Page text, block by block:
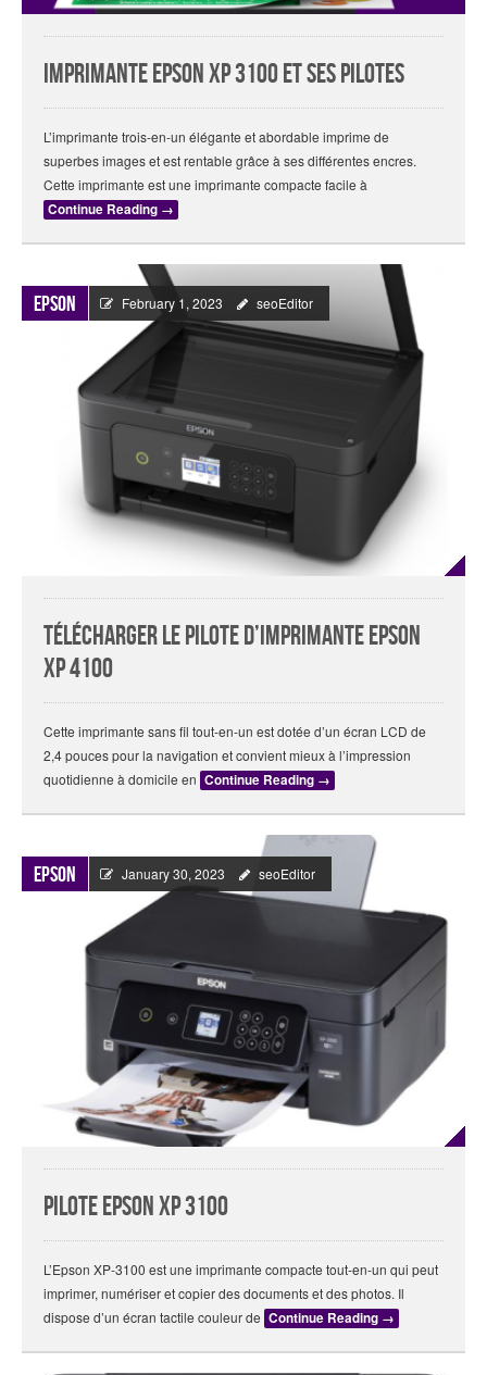
Imprimante Epson XP 3100 et ses pilotes
L’imprimante trois-en-un élégante et abordable imprime de
superbes images et est rentable grâce à ses différentes encres.
Cette imprimante est une imprimante compacte facile à
Continue Reading →
Epson February 1, 2023 seoEditor
Télécharger le pilote d’imprimante Epson
XP 4100
Cette imprimante sans fil tout-en-un est dotée d’un écran LCD de
2,4 pouces pour la navigation et convient mieux à l’impression
quotidienne à domicile en Continue Reading →
Epson January 30, 2023 seoEditor
Pilote epson xp 3100
L’Epson XP-3100 est une imprimante compacte tout-en-un qui peut
imprimer, numériser et copier des documents et des photos. Il
dispose d’un écran tactile couleur de Continue Reading →